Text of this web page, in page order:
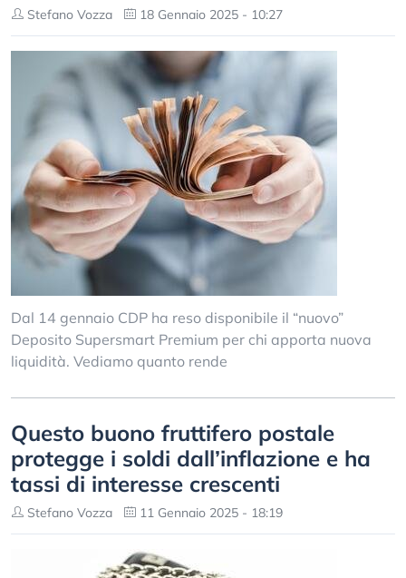
Stefano Vozza 18 Gennaio 2025 - 10:27
Dal 14 gennaio CDP ha reso disponibile il “nuovo”
Deposito Supersmart Premium per chi apporta nuova
liquidità. Vediamo quanto rende
Questo buono fruttifero postale
protegge i soldi dall’inflazione e ha
tassi di interesse crescenti
Stefano Vozza 11 Gennaio 2025 - 18:19